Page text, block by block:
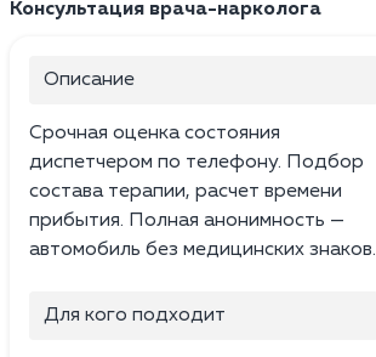
Консультация врача-нарколога
Описание
Срочная оценка состояния
диспетчером по телефону. Подбор
состава терапии, расчет времени
прибытия. Полная анонимность —
автомобиль без медицинских знаков.
Для кого подходит